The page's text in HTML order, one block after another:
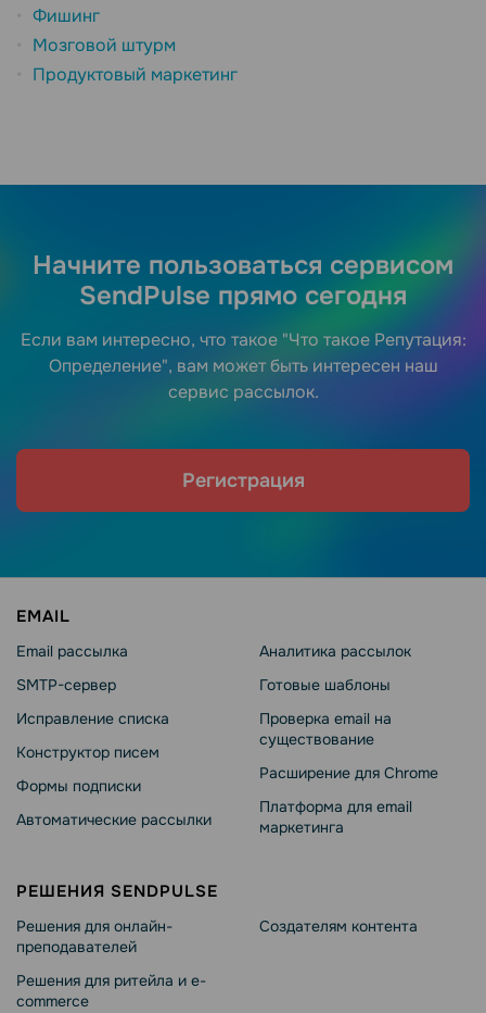
Фишинг
Мозговой штурм
Продуктовый маркетинг
Начните пользоваться сервисом
SendPulse прямо сегодня
Если вам интересно, что такое "Что такое Репутация:
Определение", вам может быть интересен наш
сервис рассылок.
Регистрация
EMAIL
Email рассылка
SMTP-сервер
Исправление списка
Конструктор писем
Формы подписки
Автоматические рассылки
Аналитика рассылок
Готовые шаблоны
Проверка email на
существование
Расширение для Chrome
Платформа для email
маркетинга
РЕШЕНИЯ SENDPULSE
Решения для онлайн-
преподавателей
Решения для ритейла и e-
commerce
Создателям контента